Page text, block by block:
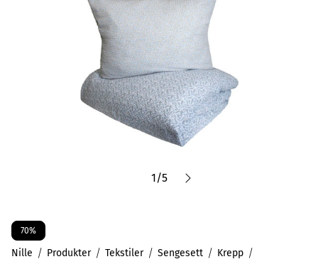
1/5
70%
Nille Produkter Tekstiler Sengesett Krepp